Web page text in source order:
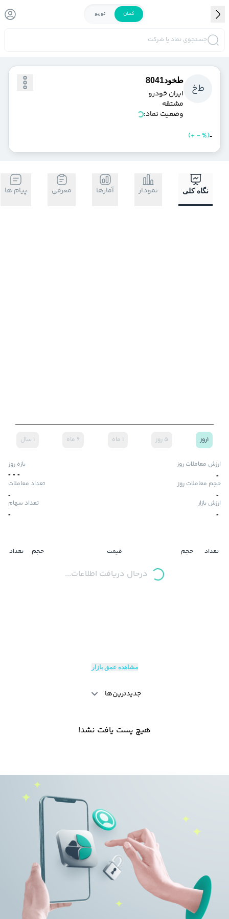
کمان توربو
جستجوی نماد یا شرکت
طخ
طخود8041
ايران‌ خودرو
مشتقه
وضعیت نماد:
-
(+-%)
نگاه کلی نمودار آمارها معرفی پیام ها
۱روز ۵ روز ۱ ماه ۶ ماه ۱ سال
ارزش معاملات روز
-
بازه روز
-
-
-
حجم معاملات روز
-
تعداد معاملات
-
ارزش بازار
-
تعداد سهام
-
تعداد حجم قیمت حجم تعداد
درحال دریافت اطلاعات...
مشاهده عمق بازار
جدیدترین‌ها
هیچ پست یافت نشد!